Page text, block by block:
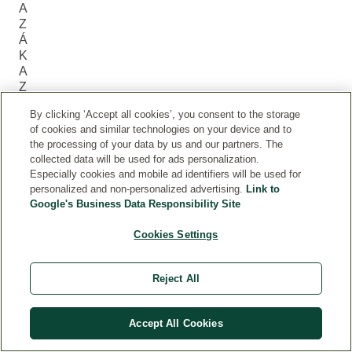
A
Z
Á
K
A
Z
(0
k tomuto
By clicking ‘Accept all cookies’, you consent to the storage
of cookies and similar technologies on your device and to
the processing of your data by us and our partners. The
collected data will be used for ads personalization.
Especially cookies and mobile ad identifiers will be used for
personalized and non-personalized advertising. Link to
Google's Business Data Responsibility Site
Cookies Settings
Reject All
Accept All Cookies